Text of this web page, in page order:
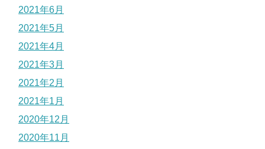
2021年6月
2021年5月
2021年4月
2021年3月
2021年2月
2021年1月
2020年12月
2020年11月